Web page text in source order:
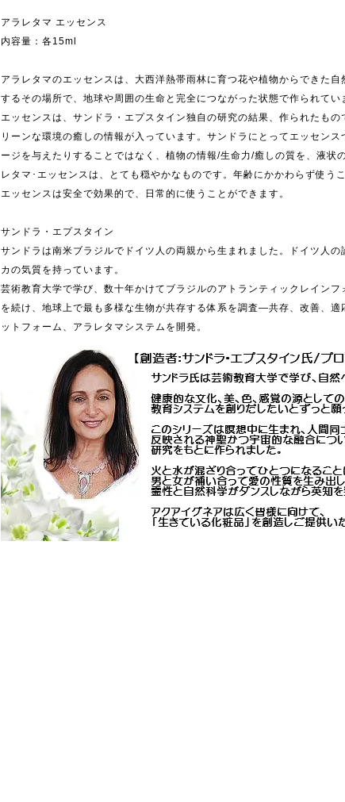
アラレタマ エッセンス
内容量：各15ml
アラレタマのエッセンスは、大西洋熱帯雨林に育つ花や植物からできた
するその場所で、地球や周囲の生命と完全につながった状態で作られてい
エッセンスは、サンドラ・エプスタイン独自の研究の結果、作られたも
リーンな環境の癒しの情報が入っています。サンドラにとってエッセン
ージを与えたりすることではなく、植物の情報/生命力/癒しの質を、液状
レタマ･エッセンスは、とても穏やかなものです。年齢にかかわらず使う
エッセンスは安全で効果的で、日常的に使うことができます。
サンドラ・エプスタイン
サンドラは南米ブラジルでドイツ人の両親から生まれました。ドイツ人の
カの気質を持っています。
芸術教育大学で学び、数十年かけてブラジルのアトランティックレイン
を続け、地球上で最も多様な生物が共存する体系を調査―共存、改善、適
ットフォーム、アラレタマシステムを開発。